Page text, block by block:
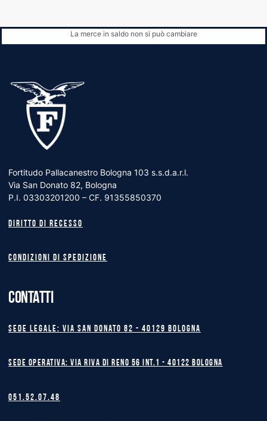
La merce in saldo non si può cambiare
Fortitudo Pallacanestro Bologna 103 s.s.d.a.r.l.
Via San Donato 82, Bologna
P.I. 03303201200 – CF. 91355850370
Diritto di recesso
Condizioni di spedizione
CONTATTI
Sede legale: Via San Donato 82 - 40129 BOLOGNA
Sede operativa: Via Riva di Reno 56 int.1 - 40122 BOLOGNA
051.52.07.48